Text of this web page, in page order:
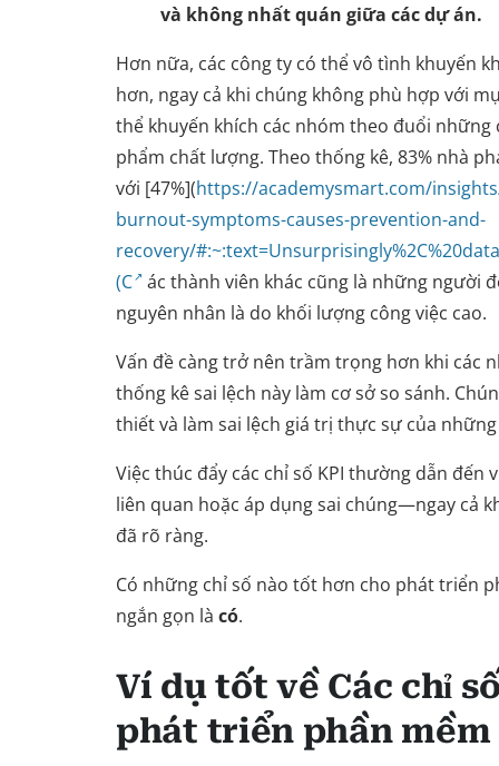
và không nhất quán giữa các dự án.
Hơn nữa, các công ty có thể vô tình khuyến
hơn, ngay cả khi chúng không phù hợp với
thể khuyến khích các nhóm theo đuổi những
phẩm chất lượng. Theo thống kê, 83% nhà
với [47%](https://academysmart.com/
burnout-symptoms-causes-prevention-and-
recovery/
(C ác thành viên khác cũng là những người
nguyên nhân là do khối lượng công việc cao.
Vấn đề càng trở nên trầm trọng hơn khi các
thống kê sai lệch này làm cơ sở so sánh.
thiết và làm sai lệch giá trị thực sự của
Việc thúc đẩy các chỉ số KPI thường dẫn đến
liên quan hoặc áp dụng sai chúng—ngay cả
đã rõ ràng.
Có những chỉ số nào tốt hơn cho phát triển
ngắn gọn là có.
Ví dụ tốt về Các chỉ
phát triển phần mềm